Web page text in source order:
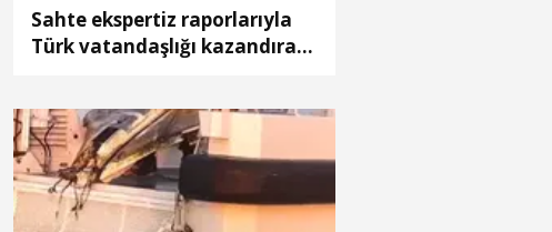
Sahte ekspertiz raporlarıyla
Türk vatandaşlığı kazandıran